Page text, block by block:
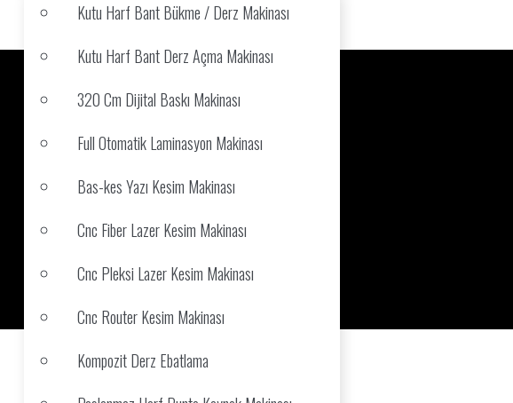
Kutu Harf Bant Bükme / Derz Makinası
Kutu Harf Bant Derz Açma Makinası
320 Cm Dijital Baskı Makinası
Full Otomatik Laminasyon Makinası
Bas-kes Yazı Kesim Makinası
Cnc Fiber Lazer Kesim Makinası
Cnc Pleksi Lazer Kesim Makinası
Cnc Router Kesim Makinası
Kompozit Derz Ebatlama